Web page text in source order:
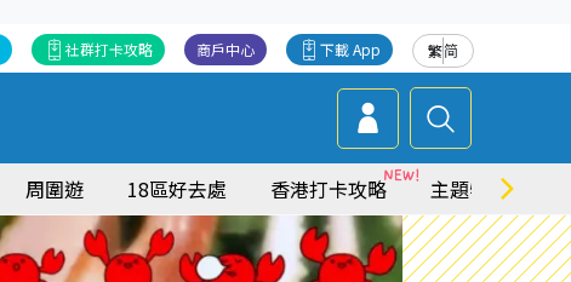
繁简
下載 App
商戶中心
社群打卡攻略
周圍遊 18區好去處 香港打卡攻略 主題特集